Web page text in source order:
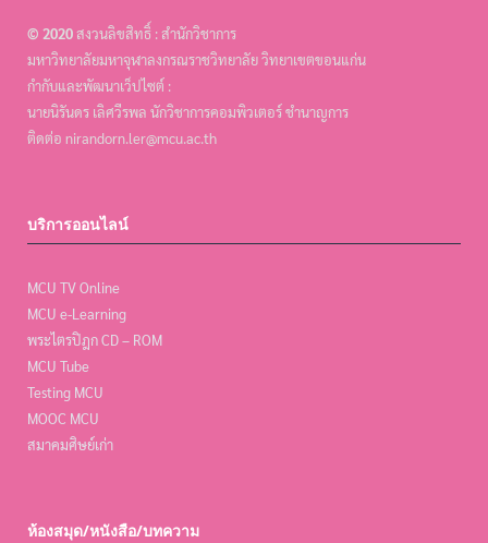
© 2020สงวนลิขสิทธิ์ : สำนักวิชาการ
มหาวิทยาลัยมหาจุฬาลงกรณราชวิทยาลัย วิทยาเขตขอนแก่น
กำกับและพัฒนาเว็ปไซต์ :
นายนิรันดร เลิศวีรพล นักวิชาการคอมพิวเตอร์ ชำนาญการ
ติดต่อ nirandorn.ler@mcu.ac.th
บริการออนไลน์
MCU TV Online
MCU e-Learning
พระไตรปิฎก CD – ROM
MCU Tube
Testing MCU
MOOC MCU
สมาคมศิษย์เก่า
ห้องสมุด/หนังสือ/บทความ